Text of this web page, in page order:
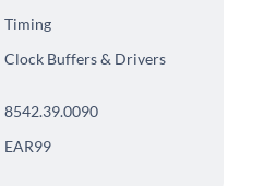
Timing
Clock Buffers & Drivers
8542.39.0090
EAR99